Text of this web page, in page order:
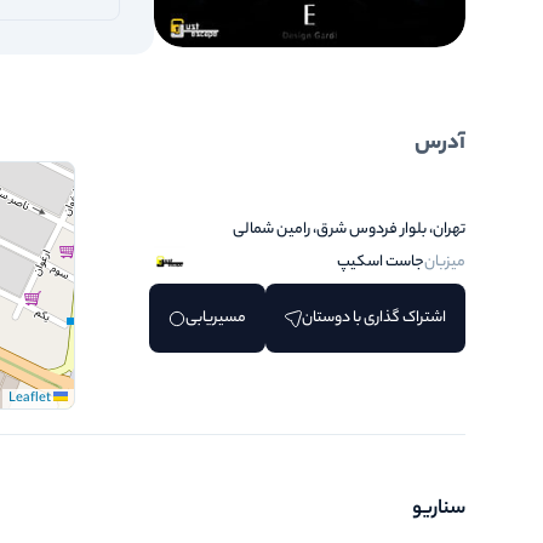
آدرس
تهران، بلوار فردوس شرق، رامين شمالی
میزبانجاست اسکیپ
اشتراک گذاری با دوستان مسیریابی
Leaflet
سناریو